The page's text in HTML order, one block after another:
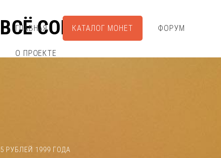
ВСЁ СОБРАЛ
ГЛАВНАЯ КАТАЛОГ МОНЕТ ФОРУМ
О ПРОЕКТЕ
5 РУБЛЕЙ 1999 ГОДА